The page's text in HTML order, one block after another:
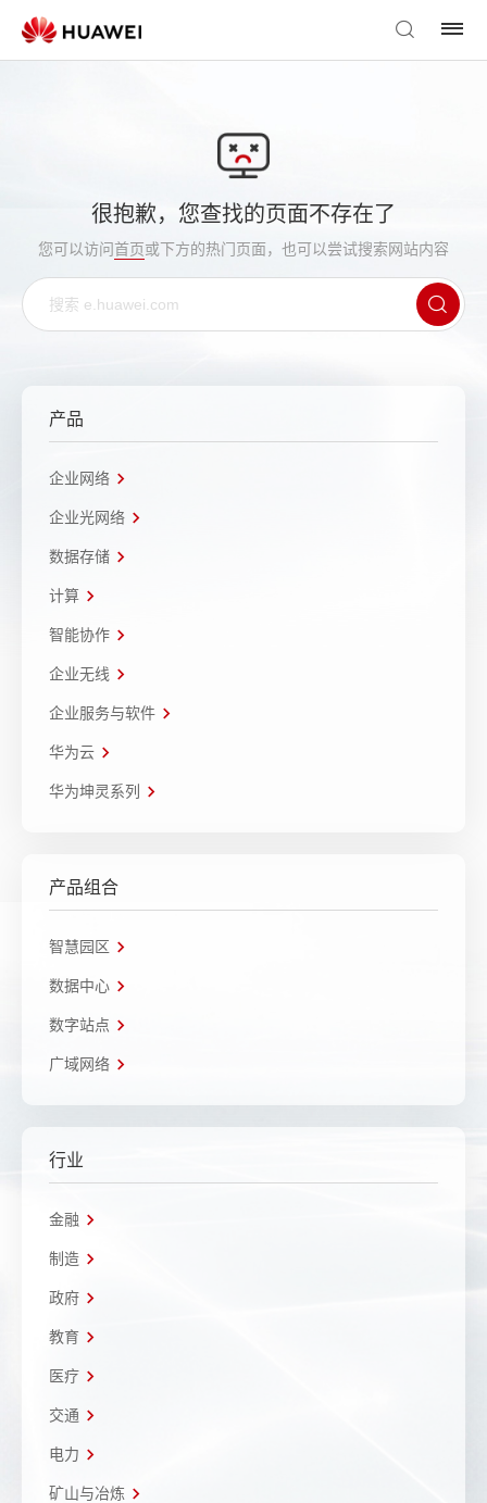
很抱歉，您查找的页面不存在了
您可以访问首页或下方的热门页面，也可以尝试搜索网站内容
产品
企业网络
企业光网络
数据存储
计算
智能协作
企业无线
企业服务与软件
华为云
华为坤灵系列
产品组合
智慧园区
数据中心
数字站点
广域网络
行业
金融
制造
政府
教育
医疗
交通
电力
矿山与冶炼